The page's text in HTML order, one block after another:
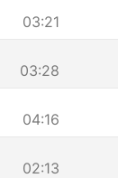
03:21
03:28
04:16
02:13